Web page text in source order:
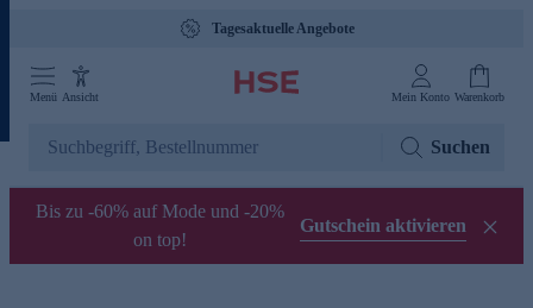
Tagesaktuelle Angebote
Menü Ansicht Mein Konto Warenkorb
Suchen
Bis zu -60% auf Mode und -20%
on top!
Gutschein aktivieren